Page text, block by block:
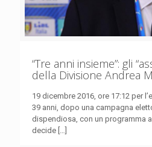
“Tre anni insieme”: gli
della Divisione Andrea
19 dicembre 2016, ore 17:12 per
39 anni, dopo una campagna
dispendiosa, con un programma
decide […]